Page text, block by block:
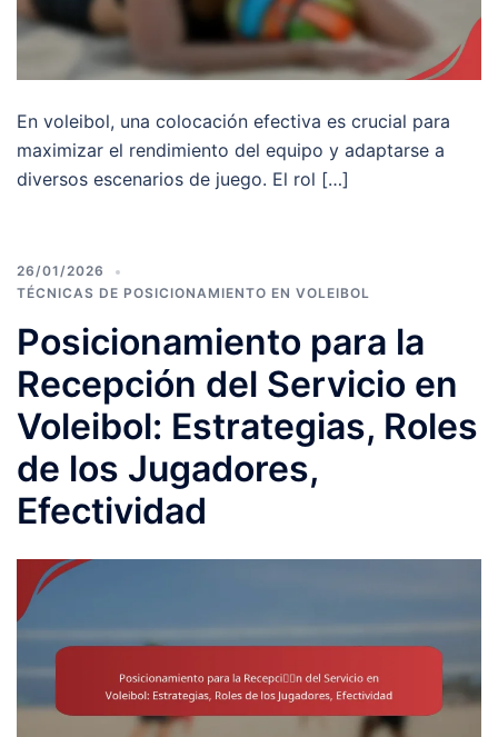
En voleibol, una colocación efectiva es crucial para
maximizar el rendimiento del equipo y adaptarse a
diversos escenarios de juego. El rol […]
26/01/2026
TÉCNICAS DE POSICIONAMIENTO EN VOLEIBOL
Posicionamiento para la
Recepción del Servicio en
Voleibol: Estrategias, Roles
de los Jugadores,
Efectividad